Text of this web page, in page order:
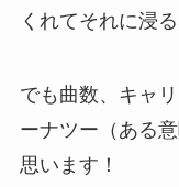
くれてそれに浸
でも曲数、キャ
ーナツー（ある
思います！